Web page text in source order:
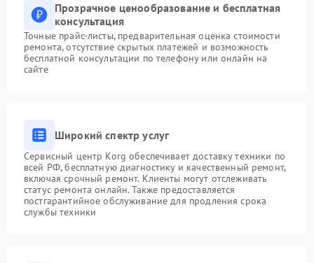
Прозрачное ценообразование и бесплатная
консультация
Точные прайс-листы, предварительная оценка стоимости
ремонта, отсутствие скрытых платежей и возможность
бесплатной консультации по телефону или онлайн на
сайте
Широкий спектр услуг
Сервисный центр Korg обеспечивает доставку техники по
всей РФ, бесплатную диагностику и качественный ремонт,
включая срочный ремонт. Клиенты могут отслеживать
статус ремонта онлайн. Также предоставляется
постгарантийное обслуживание для продления срока
службы техники